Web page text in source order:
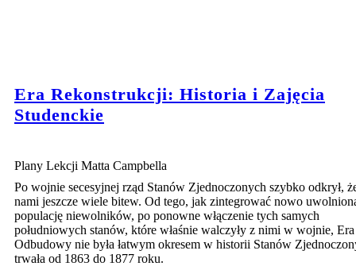
Era Rekonstrukcji: Historia i Zajęcia
Studenckie
Plany Lekcji Matta Campbella
Po wojnie secesyjnej rząd Stanów Zjednoczonych szybko odkrył,
nami jeszcze wiele bitew. Od tego, jak zintegrować nowo
populację niewolników, po ponowne włączenie tych samych
południowych stanów, które właśnie walczyły z nimi w wojnie, Era
Odbudowy nie była łatwym okresem w historii Stanów
trwała od 1863 do 1877 roku.